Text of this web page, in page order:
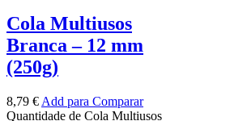
Cola Multiusos
Branca – 12 mm
(250g)
8,79 € Add para Comparar
Quantidade de Cola Multiusos